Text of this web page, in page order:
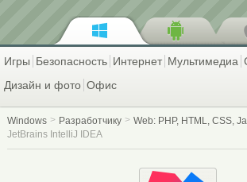
Игры Безопасность Интернет Мультимедиа
Дизайн и фото Офис
Windows Разработчику
Web: PHP, HTML, CSS,
JetBrains IntelliJ IDEA